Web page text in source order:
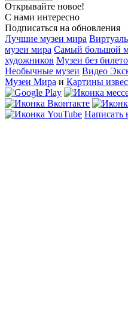
Открывайте новое!
С нами интересно
Подписаться на обновления
Лучшие музеи мира
музеи мира Самый большой
художников Музеи без
Необычные музеи Видео
Музеи Мира и Картины
Написать